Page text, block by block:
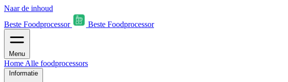
Naar de inhoud
Beste Foodprocessor
Beste Foodprocessor
Menu
Home Alle foodprocessors
Informatie